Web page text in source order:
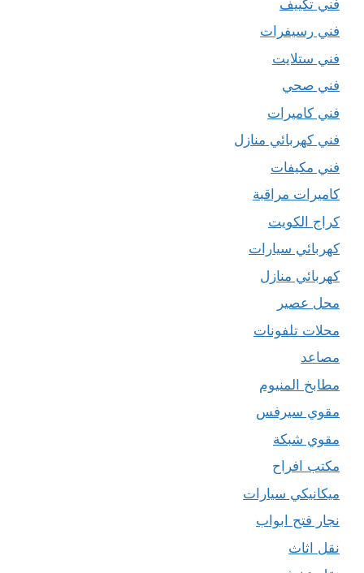
فني تكييف
فني رسيفرات
فني ستلايت
فني صحي
فني كاميرات
فني كهربائي منازل
فني مكيفات
كاميرات مراقبة
كراج الكويت
كهربائي سيارات
كهربائي منازل
محل عصير
محلات تلفونات
مصاعد
مطابخ المنيوم
مقوي سيرفس
مقوي شبكة
مكتب افراح
ميكانيكي سيارات
نجار فتح ابواب
نقل اثاث